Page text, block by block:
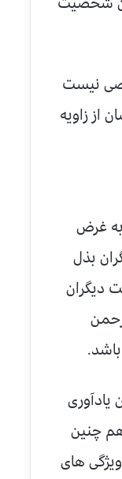
نیست
از زاویه
غرض
بذل
دیگران
یاد‌آوری
چنین
های